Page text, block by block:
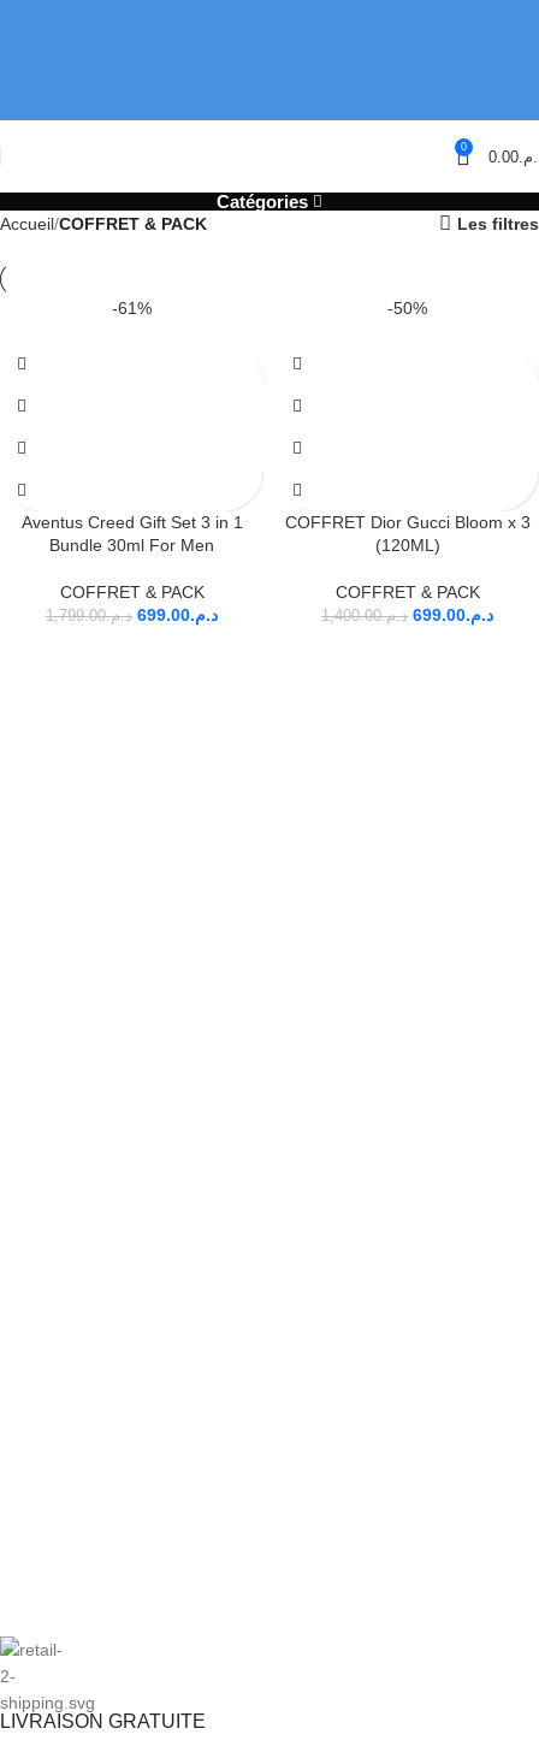
0
0.00
Catégories
Accueil COFFRET & PACK Les filtres
-61%
Aventus Creed Gift Set 3 in 1
Bundle 30ml For Men
COFFRET & PACK
د.م.1,799.00 د.م.699.00
-50%
COFFRET Dior Gucci Bloom x 3
(120ML)
COFFRET & PACK
د.م.1,400.00 د.م.699.00
LIVRAISON GRATUITE